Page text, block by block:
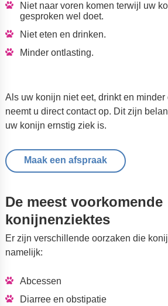
Niet naar voren komen terwijl uw
gesproken wel doet.
Niet eten en drinken.
Minder ontlasting.
Als uw konijn niet eet, drinkt en minder
neemt u direct contact op. Dit zijn
uw konijn ernstig ziek is.
Maak een afspraak
De meest voorkomende
konijnenziektes
Er zijn verschillende oorzaken die
namelijk:
Abcessen
Diarree en obstipatie